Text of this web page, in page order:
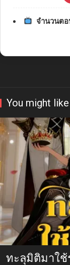
จำนวนตอ
You might like
ทะลุมิติมาใ